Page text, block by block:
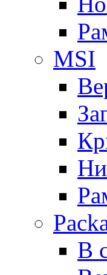
MSI
В